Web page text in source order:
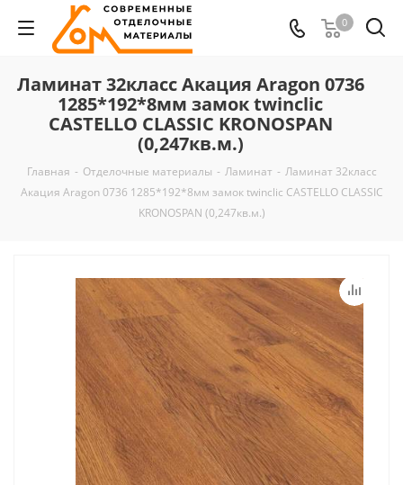
0
Ламинат 32класс Акация Aragon 0736
1285*192*8мм замок twinclic
CASTELLO CLASSIC KRONOSPAN
(0,247кв.м.)
Главная - Отделочные материалы - Ламинат - Ламинат 32класс
Акация Aragon 0736 1285*192*8мм замок twinclic CASTELLO CLASSIC
KRONOSPAN (0,247кв.м.)